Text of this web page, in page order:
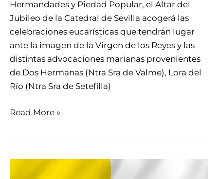
Hermandades y Piedad Popular, el Altar del
Jubileo de la Catedral de Sevilla acogerá las
celebraciones eucarísticas que tendrán lugar
ante la imagen de la Virgen de los Reyes y las
distintas advocaciones marianas provenientes
de Dos Hermanas (Ntra Sra de Valme), Lora del
Río (Ntra Sra de Setefilla)
Read More »